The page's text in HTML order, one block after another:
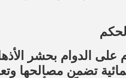
الدوام بحشر
تضمن مصالحها